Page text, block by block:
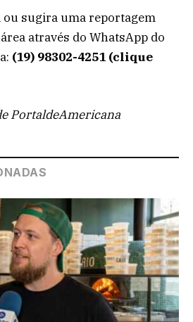
ou sugira uma reportagem
através do WhatsApp do
(19) 98302-4251 (clique
PortaldeAmericana